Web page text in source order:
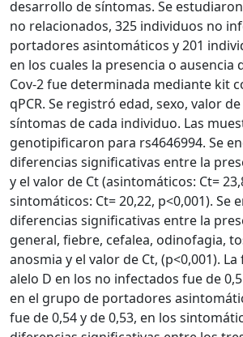
desarrollo de síntomas. Se
no relacionados, 325 individuos no
portadores asintomáticos y 201
en los cuales la presencia o ausencia
Cov-2 fue determinada mediante kit
qPCR. Se registró edad, sexo, valor
síntomas de cada individuo. Las
genotipificaron para rs4646994. Se
diferencias significativas entre la
y el valor de Ct (asintomáticos: Ct=
sintomáticos: Ct= 20,22, p<0,001). Se
diferencias significativas entre la
general, fiebre, cefalea, odinofagia,
anosmia y el valor de Ct, (p<0,001).
alelo D en los no infectados fue de
en el grupo de portadores
fue de 0,54 y de 0,53, en los